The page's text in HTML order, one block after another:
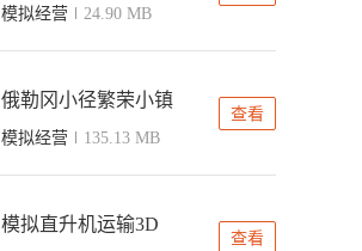
模拟经营 24.90 MB
俄勒冈小径繁荣小镇
模拟经营 135.13 MB
查看
模拟直升机运输3D
查看